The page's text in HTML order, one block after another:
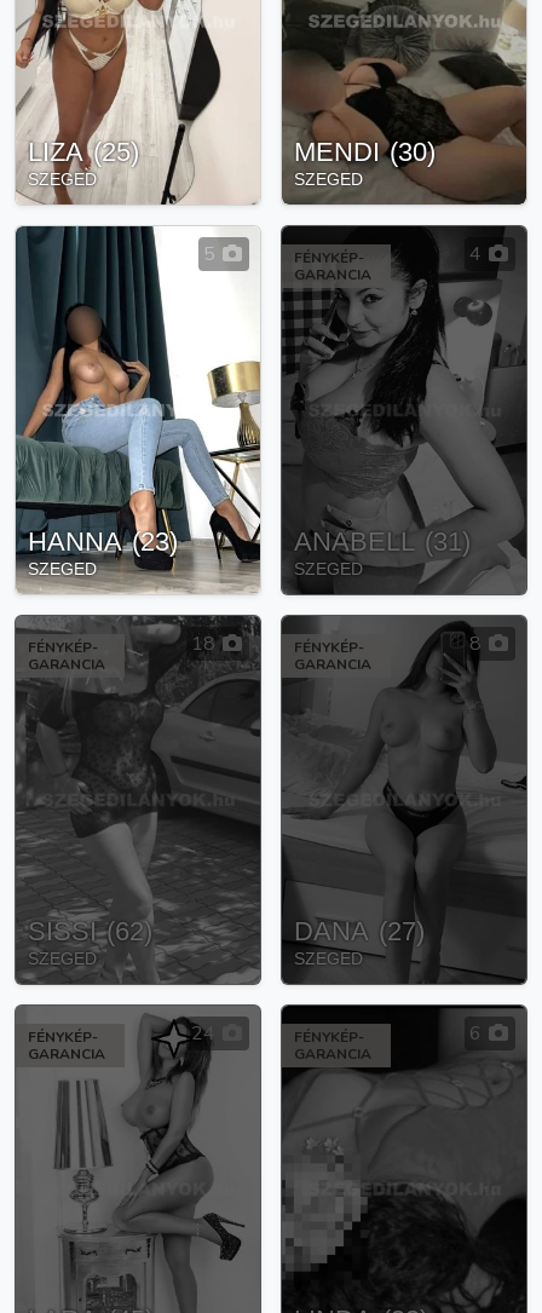
LIZA (25)
SZEGED
MENDI (30)
SZEGED
5
HANNA (23)
SZEGED
FÉNYKÉP-
GARANCIA
4
ANABELL (31)
SZEGED
FÉNYKÉP-
GARANCIA
18
SISSI (62)
SZEGED
FÉNYKÉP-
GARANCIA
8
DANA (27)
SZEGED
FÉNYKÉP-
GARANCIA
24
FÉNYKÉP-
GARANCIA
6